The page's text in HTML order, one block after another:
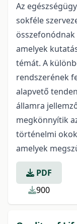
Az
sokféle
amelyek
témát. A
rendszerének
alapvető
államra
megkönnyítik
történelmi
amelyek
PDF
900